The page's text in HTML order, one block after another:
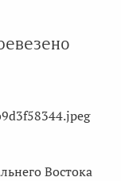
Востока